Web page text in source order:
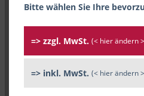
Bitte wählen Sie Ihre
=> zzgl. MwSt. (< hier ändern
=> inkl. MwSt. (< hier ändern